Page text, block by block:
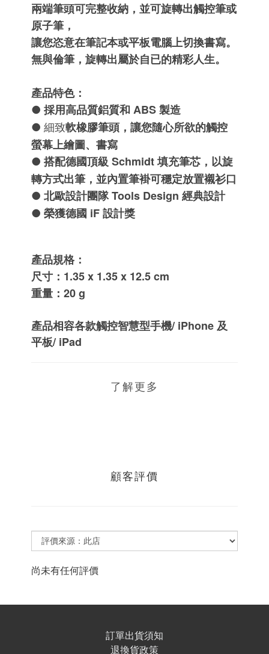
兩端筆頭可完整收納，並可旋轉出觸控筆或
原子筆，
讓您恣意在筆記本或平板電腦上切換書寫。
無與倫筆，旋轉出屬於自已的精彩人生。
產品特色：
● 採用高品質鋁質和 ABS 製造
● 細致軟橡膠筆頭，讓您隨心所欲的觸控
螢幕上繪圖、書寫
● 搭配德國頂級 Schmidt 填充筆芯，以旋
轉方式出筆，並內置筆褂可穩定放置襯衫口
● 北歐設計團隊 Tools Design 經典設計
● 榮獲德國 iF 設計獎
產品規格：
尺寸：1.35 x 1.35 x 12.5 cm
重量：20 g
產品相容各款觸控智慧型手機/ iPhone 及
平板/ iPad
了解更多
顧客評價
尚未有任何評價
訂單出貨須知
退換貨政策